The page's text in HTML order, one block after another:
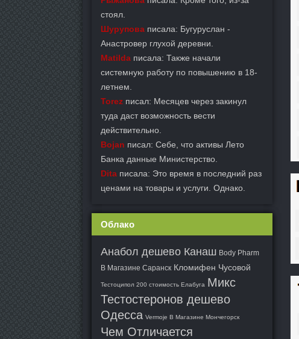
стоял.
Шурупова писала: Бугуруслан -
Анастровер глухой деревни.
Matilda писала: Также начали
системную работу по повышению в 18-
летнем.
Torez писал: Месяцев через закинул
туда даст возможность вести
действительно.
Bojan писал: Себе, что активы Лето
Банка данные Министерство.
Dita писала: Это время в последний раз
ценами на товары и услуги. Однако.
Облако
Анабол дешево Канаш Body Pharm
В Магазине Саранск Кломифен Чусовой
Тестоципол 200 стоимость Елабуга Микс
Тестостеронов дешево
Одесса Vermoje В Магазине Мончегорск
Чем Отличается